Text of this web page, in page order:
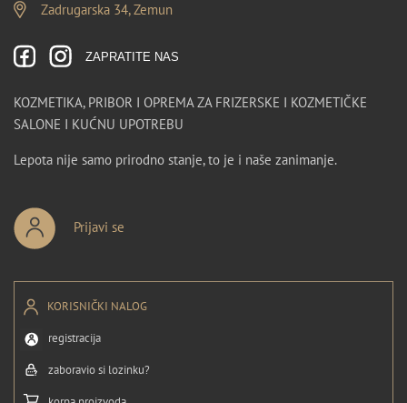
Zadrugarska 34, Zemun
ZAPRATITE NAS
KOZMETIKA, PRIBOR I OPREMA ZA FRIZERSKE I KOZMETIČKE
SALONE I KUĆNU UPOTREBU
Lepota nije samo prirodno stanje, to je i naše zanimanje.
Prijavi se
KORISNIČKI NALOG
registracija
zaboravio si lozinku?